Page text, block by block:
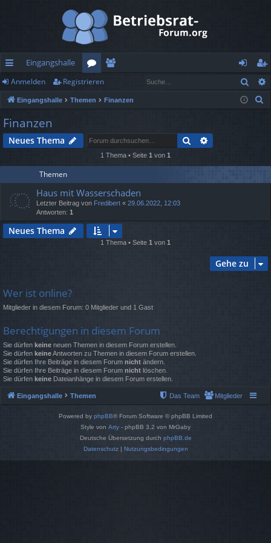
ch
ne
llz
ug
f
Eingangshalle
or
en
lie
r
n
m
eg
ist
Anmelden Registrieren
Eingangshalle Themen Finanzen
Finanzen
Neues Thema Suche
1 Thema • Seite 1 von 1
Themen
Haus mit Wasserschaden
Letzter Beitrag von Fredibert « 29.06.2022, 12:03
Antworten: 1
Neues Thema
1 Thema • Seite 1 von 1
Gehe zu
Wer ist online?
Mitglieder in diesem Forum: 0 Mitglieder und 1 Gast
Berechtigungen in diesem Forum
Sie dürfen keine neuen Themen in diesem Forum erstellen.
Sie dürfen keineAntworten zu Themen in diesem Forum erstellen.
Sie dürfen Ihre Beiträge in diesem Forum nicht ändern.
Sie dürfen Ihre Beiträge in diesem Forum nicht löschen.
Sie dürfen keine Dateianhänge in diesem Forum erstellen.
Eingangshalle Themen Mitglieder
Das Team
Powered by phpBB® Forum Software © phpBB Limited
Style von Arty - phpBB 3.2 von MrGaby
Deutsche Übersetzung durch phpBB.de
Datenschutz| Nutzungsbedingungen